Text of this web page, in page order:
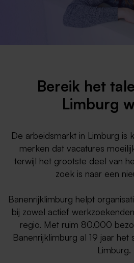
Bereik het
Limburg
De arbeidsmarkt in Limburg is
merken dat vacatures
terwijl het grootste deel van
zoek is naar een
Banenrijklimburg helpt
bij zowel actief
regio. Met ruim 80.000
Banenrijklimburg al 19 jaar
Limburg.